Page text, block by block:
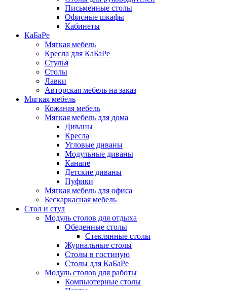
Письменные столы
Офисные шкафы
Кабинеты
КаБаРе
Мягкая мебель
Кресла для КаБаРе
Стулья
Столы
Лавки
Авторская мебель на заказ
Мягкая мебель
Кожаная мебель
Мягкая мебель для дома
Диваны
Кресла
Угловые диваны
Модульные диваны
Канапе
Детские диваны
Пуфики
Мягкая мебель для офиса
Бескаркасная мебель
Стол и стул
Модуль столов для отдыха
Обеденные столы
Стеклянные столы
Журнальные столы
Столы в гостиную
Столы для КаБаРе
Модуль столов для работы
Компьютерные столы